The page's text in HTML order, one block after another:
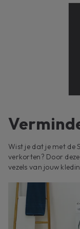
Wist je dat je met de
verkorten? Door
vezels van jouw